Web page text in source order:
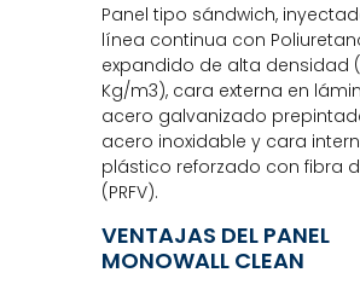
Panel tipo sándwich,
línea continua con
expandido de alta densidad
Kg/m3), cara externa en
acero galvanizado
acero inoxidable y cara
plástico reforzado con fibra
(PRFV).
VENTAJAS DEL PANEL
MONOWALL CLEAN